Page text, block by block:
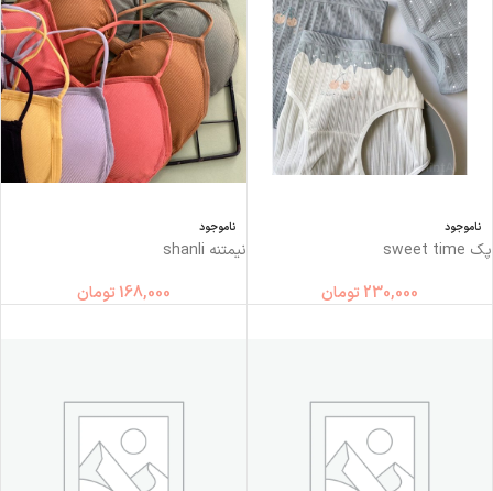
ناموجود
پک sweet time
230,000 تومان
ناموجود
نیمتنه shanli
168,000 تومان